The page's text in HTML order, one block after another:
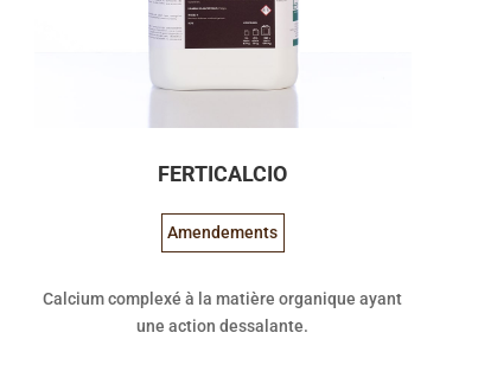
FERTICALCIO
Amendements
Calcium complexé à la matière organique ayant
une action dessalante.